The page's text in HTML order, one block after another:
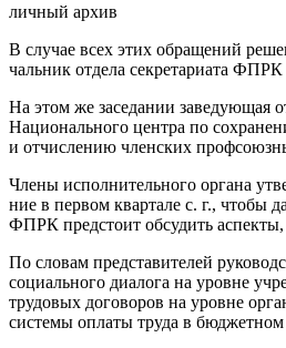
личный архив
В случае всех этих обращений
чальник отдела секретариата
На этом же заседании заве­дующая
Национального центра по
и отчислению членских
Члены исполнительного орга­на
ние в первом квартале с. г., что­бы
ФПРК предстоит обсудить
По словам представителей
социального диалога на уров­не
трудовых договоров на уровне
системы оплаты труда в бюд­жетном